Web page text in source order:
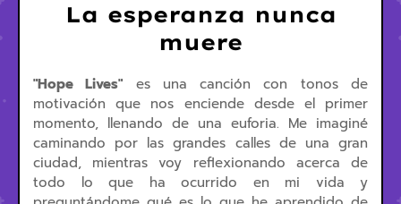
La esperanza nunca
muere
"Hope Lives" es una canción con tonos de
motivación que nos enciende desde el primer
momento, llenando de una euforia. Me imaginé
caminando por las grandes calles de una gran
ciudad, mientras voy reflexionando acerca de
todo lo que ha ocurrido en mi vida y